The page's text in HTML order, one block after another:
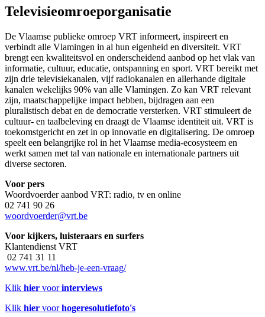
Televisieomroeporganisatie
De Vlaamse publieke omroep VRT informeert, inspireert en
verbindt alle Vlamingen in al hun eigenheid en diversiteit. VRT
brengt een kwaliteitsvol en onderscheidend aanbod op het vlak van
informatie, cultuur, educatie, ontspanning en sport. VRT bereikt met
zijn drie televisiekanalen, vijf radiokanalen en allerhande digitale
kanalen wekelijks 90% van alle Vlamingen. Zo kan VRT relevant
zijn, maatschappelijke impact hebben, bijdragen aan een
pluralistisch debat en de democratie versterken. VRT stimuleert de
cultuur- en taalbeleving en draagt de Vlaamse identiteit uit. VRT is
toekomstgericht en zet in op innovatie en digitalisering. De omroep
speelt een belangrijke rol in het Vlaamse media-ecosysteem en
werkt samen met tal van nationale en internationale partners uit
diverse sectoren.
Voor pers
Woordvoerder aanbod VRT: radio, tv en online
02 741 90 26
woordvoerder@vrt.be
Voor kijkers, luisteraars en surfers
Klantendienst VRT
02 741 31 11
www.vrt.be/nl/heb-je-een-vraag/
Klik hier voorinterviews
Klik hier voorhogeresolutiefoto's